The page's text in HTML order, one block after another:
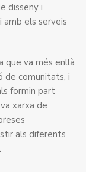
disseny i
amb els serveis
que va més enllà
de comunitats, i
formin part
xarxa de
als diferents